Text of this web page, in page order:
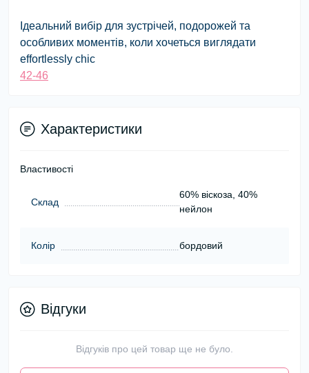
Ідеальний вибір для зустрічей, подорожей та
особливих моментів, коли хочеться виглядати
effortlessly chic
42-46
Характеристики
Властивості
Склад
60% віскоза, 40%
нейлон
Колір бордовий
Відгуки
Відгуків про цей товар ще не було.